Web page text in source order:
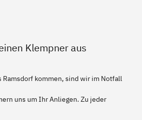
Klempner aus
Ramsdorf kommen, sind wir im Notfall
uns um Ihr Anliegen. Zu jeder